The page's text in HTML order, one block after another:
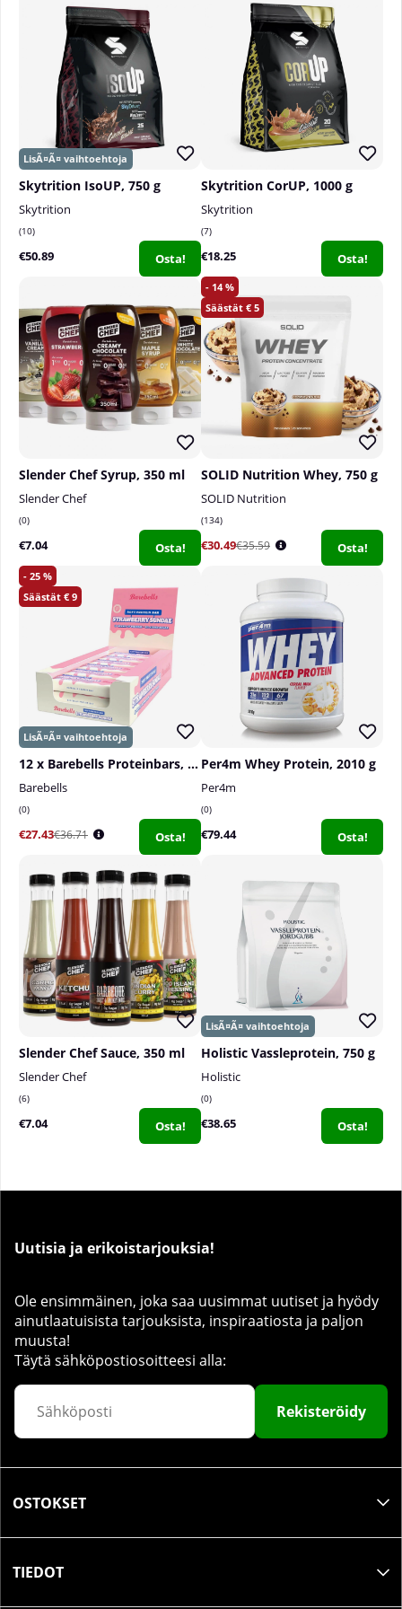
Skytrition IsoUP, 750 g
Skytrition
10
€50.89 Osta!
Skytrition CorUP, 1000 g
Skytrition
7
€18.25 Osta!
Slender Chef Syrup, 350 ml
Slender Chef
0
€7.04 Osta!
14
5
SOLID Nutrition Whey, 750 g
SOLID Nutrition
134
€30.49€35.59 Osta!
25
9
12 x Barebells Proteinbars, 55 g
Barebells
0
€27.43€36.71 Osta!
Per4m Whey Protein, 2010 g
Per4m
0
€79.44 Osta!
Slender Chef Sauce, 350 ml
Slender Chef
6
€7.04 Osta!
Holistic Vassleprotein, 750 g
Holistic
0
€38.65 Osta!
Uutisia ja erikoistarjouksia!
Ole ensimmäinen, joka saa uusimmat uutiset ja hyödy
ainutlaatuisista tarjouksista, inspiraatiosta ja paljon
muusta!
Täytä sähköpostiosoitteesi alla:
Rekisteröidy
OSTOKSET
TIEDOT